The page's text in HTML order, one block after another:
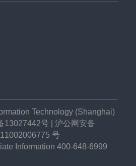
Technology (Shanghai)
13027442号| 沪公网安备
号
Information 400-648-6999